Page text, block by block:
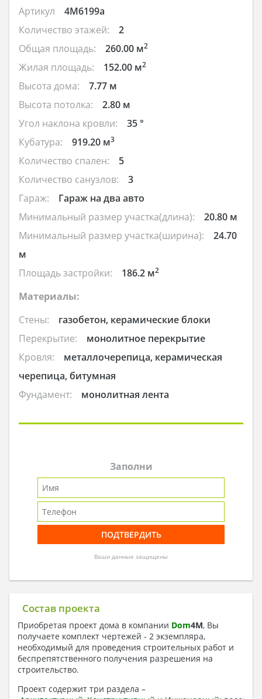
Артикул
4M6199a
Количество этажей:
2
Общая площадь:
260.00 м2
Жилая площадь: 152.00 м2
Высота дома:
7.77 м
Высота потолка:
2.80 м
Угол наклона кровли:
35 °
Кубатура:
919.20 м3
Количество спален:
5
Количество санузлов:
3
Гараж:
Гараж на два авто
Минимальный размер участка(длина):
20.80 м
Минимальный размер участка(ширина):
24.70
м
Площадь застройки:
186.2 м2
Материалы:
Стены:
газобетон, керамические блоки
Перекрытие:
монолитное перекрытие
Кровля:
металлочерепица, керамическая
черепица, битумная
Фундамент:
монолитная лента
Заполни
Ваши данные защищены
Состав проекта
Приобретая проект дома в компании Dom4M, Вы
получаете комплект чертежей - 2 экземпляра,
необходимый для проведения строительных работ и
беспрепятственного получения разрешения на
строительство.
Проект содержит три раздела –